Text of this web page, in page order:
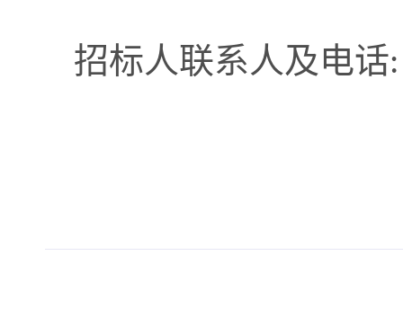
招标人联系人及电话